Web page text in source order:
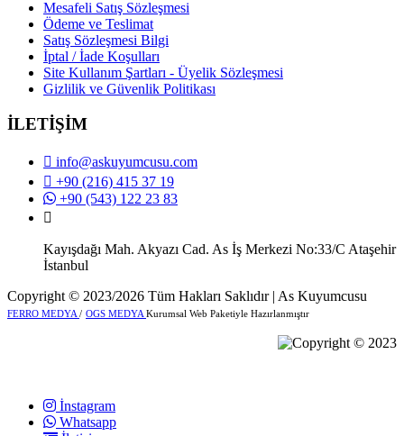
Mesafeli Satış Sözleşmesi
Ödeme ve Teslimat
Satış Sözleşmesi Bilgi
İptal / İade Koşulları
Site Kullanım Şartları - Üyelik Sözleşmesi
Gizlilik ve Güvenlik Politikası
İLETİŞİM
info@askuyumcusu.com
+90 (216) 415 37 19
+90 (543) 122 23 83
Kayışdağı Mah. Akyazı Cad. As İş Merkezi No:33/C Ataşehir
İstanbul
Copyright © 2023/2026 Tüm Hakları Saklıdır | As Kuyumcusu
FERRO MEDYA / OGS MEDYA Kurumsal Web Paketiyle Hazırlanmıştır
İnstagram
Whatsapp